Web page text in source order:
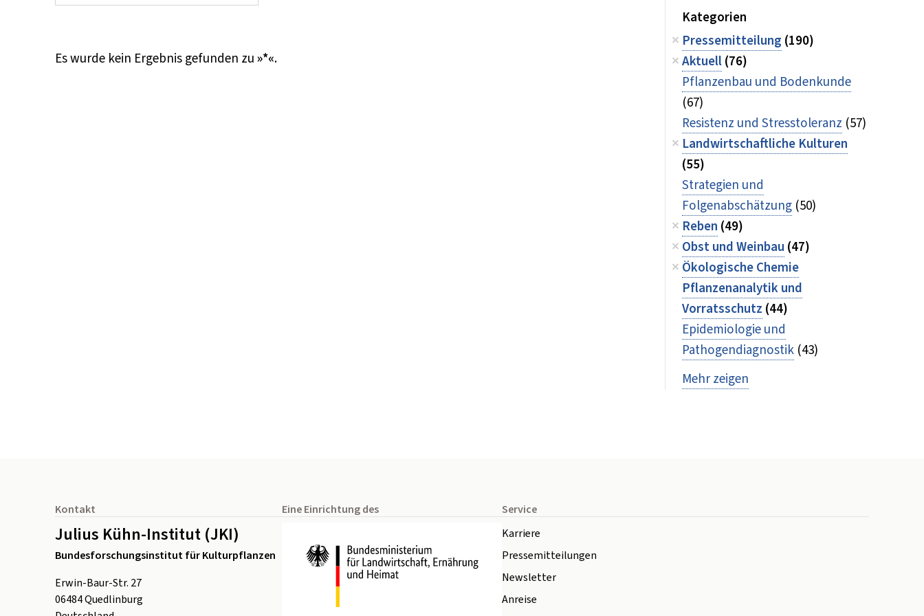
Es wurde kein Ergebnis gefunden zu»*«.
Kategorien
Pressemitteilung (190)
Aktuell(76)
Pflanzenbau und Bodenkunde
(67)
Resistenz und Stresstoleranz (57)
Landwirtschaftliche Kulturen
(55)
Strategien und
Folgenabschätzung (50)
Reben (49)
Obst und Weinbau (47)
Ökologische Chemie
Pflanzenanalytik und
Vorratsschutz (44)
Epidemiologie und
Pathogendiagnostik (43)
Mehr zeigen
Kontakt
Julius Kühn-Institut (JKI)
Bundesforschungsinstitut für Kulturpflanzen
Erwin-Baur-Str. 27
06484Quedlinburg
Eine Einrichtung des
Service
Karriere
Pressemitteilungen
Newsletter
Anreise